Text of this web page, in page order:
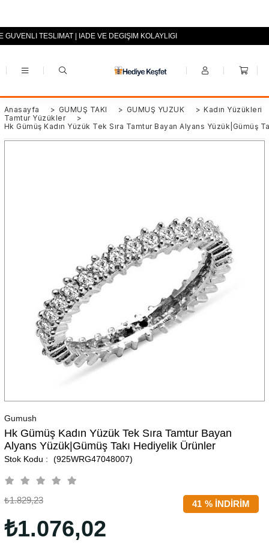
+90 (0553) 694 94 70
TESLİMAT | İADE VE DEĞİŞİM KOLAYLIĞI
Anasayfa > GÜMÜŞ TAKI > GÜMÜŞ YÜZÜK > Kadın Yüzükleri
Tamtur Yüzükler
>
Hk Gümüş Kadın Yüzük Tek Sıra Tamtur Bayan Alyans Yüzük|Gümüş
Gumush
Hk Gümüş Kadın Yüzük Tek Sıra Tamtur Bayan
Alyans Yüzük|Gümüş Takı Hediyelik Ürünler
(925WRG47048007)
%
41 İNDIRIM
₺1.829,23
₺1.076,02